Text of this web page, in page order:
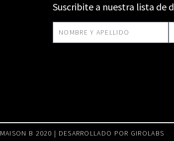
Suscribite a nuestra lista de
MAISON B 2020 | DESARROLLADO POR GIROLABS